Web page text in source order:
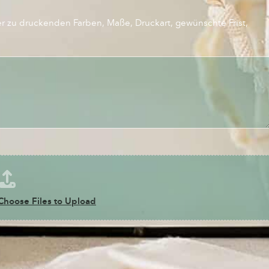
druckenden Farben, Maße, Druckart, gewünschte Frist,
Files to Upload